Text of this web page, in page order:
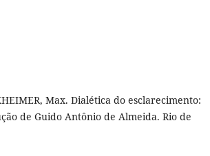
Max. Dialética do esclarecimento:
de Guido Antônio de Almeida. Rio de